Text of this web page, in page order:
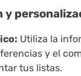
y
Utiliza la
y el
tus listas.